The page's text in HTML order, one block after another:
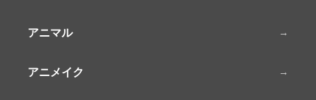
アニマル
アニメイク